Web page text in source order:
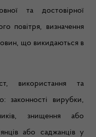
та достовірної
повітря, визначення
що викидаються в
використання та
законності вирубки,
знищення або
або саджанців у